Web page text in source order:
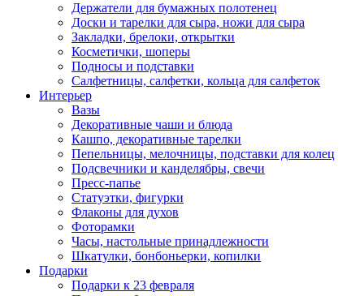
Держатели для бумажных полотенец
Доски и тарелки для сыра, ножи для сыра
Закладки, брелоки, открытки
Косметички, шоперы
Подносы и подставки
Салфетницы, салфетки, кольца для салфеток
Интерьер
Вазы
Декоративные чаши и блюда
Кашпо, декоративные тарелки
Пепельницы, мелочницы, подставки для колец
Подсвечники и канделябры, свечи
Пресс-папье
Статуэтки, фигурки
Флаконы для духов
Фоторамки
Часы, настольные принадлежности
Шкатулки, бонбоньерки, копилки
Подарки
Подарки к 23 февраля